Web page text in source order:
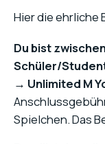
Hier die ehrliche
Du bist
Schüler/
→ Unlimited M
Spielchen. Das